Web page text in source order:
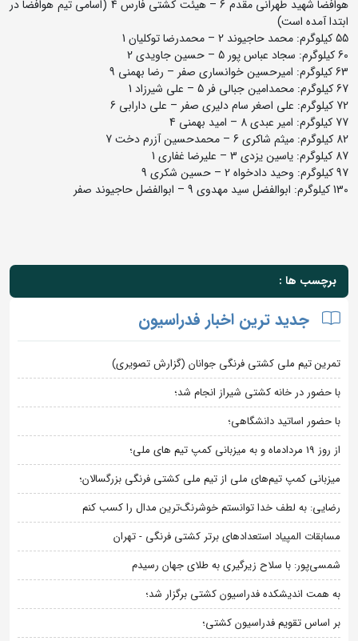
هوافضا شهید طهرانی مقدم 6 – هیئت کشتی فارس 4 (اسامی تیم هوافضا در
ابتدا آمده است)
55 کیلوگرم: محمد حاجیوند 2 – محمدرضا توکلیان 1
60 کیلوگرم: سجاد عباس پور 5 – حسین جاویدی 2
63 کیلوگرم: امیرحسین خوانساری صفر – رضا بهمنی 9
67 کیلوگرم: محمدامین جبالی فر 5 – علی شیرزاد 1
72 کیلوگرم: علی اصغر سام دلیری صفر – علی دارابی 6
77 کیلوگرم: امیر عبدی 8 – امید بهمنی 4
82 کیلوگرم: میثم شاکری 6 – محمدحسین آزرم دخت 7
87 کیلوگرم: یاسین یزدی 3 – علیرضا غفاری 1
97 کیلوگرم: وحید دادخواه 2 – حسین شکری 9
130 کیلوگرم: ابوالفضل سید مهدوی 9 – ابوالفضل حاجیوند صفر
برچسب ها :
جدید ترین اخبار فدراسیون
تمرین تیم ملی کشتی فرنگی جوانان (گزارش تصویری)
با حضور در خانه کشتی شیراز انجام شد؛
با حضور اساتید دانشگاهی؛
از روز 19 مردادماه و به میزبانی کمپ تیم های ملی؛
میزبانی کمپ تیم‌های ملی از تیم ملی کشتی فرنگی بزرگسالان؛
رضایی: به لطف خدا توانستم خوشرنگ‌ترین مدال را کسب کنم
مسابقات المپیاد استعدادهای برتر کشتی فرنگی - تهران
شمسی‌پور: با سلاح زیرگیری به طلای جهان رسیدم
به همت اندیشکده فدراسیون کشتی برگزار شد؛
بر اساس تقویم فدراسیون کشتی؛